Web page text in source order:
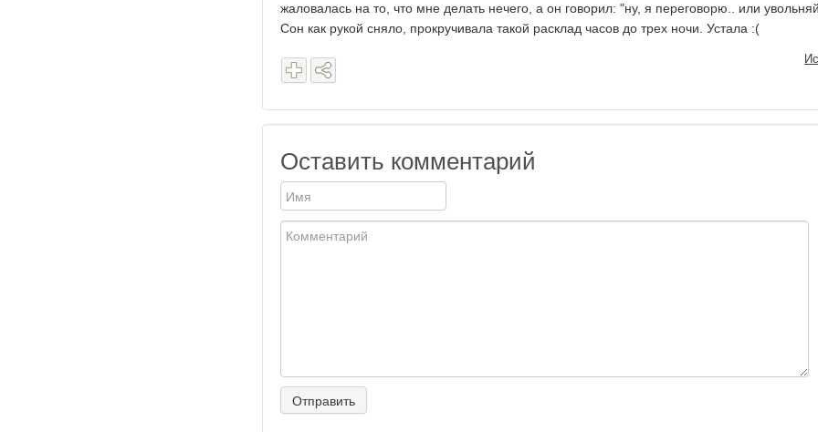
жаловалась на то, что мне делать нечего, а он говорил: "ну, я переговорю.. или
Сон как рукой сняло, прокручивала такой расклад часов до трех ночи. Устала :(
Оставить комментарий